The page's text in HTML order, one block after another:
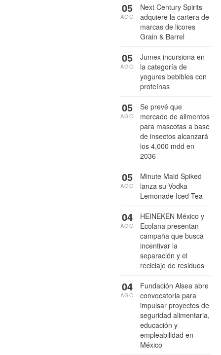
Next Century Spirits
adquiere la cartera de
marcas de licores
Grain & Barrel
05
AGO
Jumex incursiona en
la categoría de
yogures bebibles con
proteínas
05
AGO
Se prevé que
mercado de alimentos
para mascotas a base
de insectos alcanzará
los 4,000 mdd en
2036
05
AGO
Minute Maid Spiked
lanza su Vodka
Lemonade Iced Tea
05
AGO
HEINEKEN México y
Ecolana presentan
campaña que busca
incentivar la
separación y el
reciclaje de residuos
04
AGO
Fundación Alsea abre
convocatoria para
impulsar proyectos de
seguridad alimentaria,
educación y
empleabilidad en
México
04
AGO